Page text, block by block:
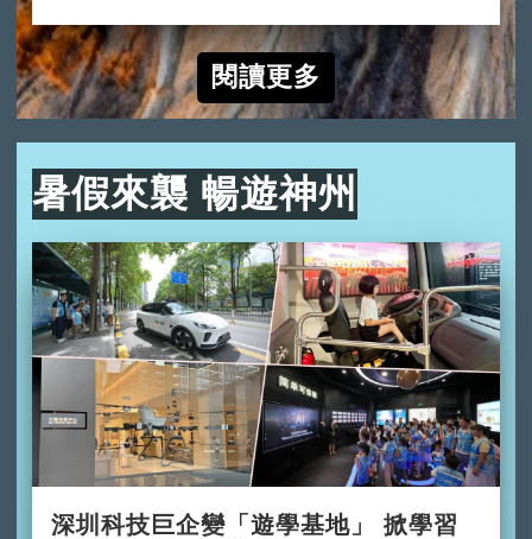
閱讀更多
暑假來襲 暢遊神州
深圳科技巨企變「遊學基地」 掀學習